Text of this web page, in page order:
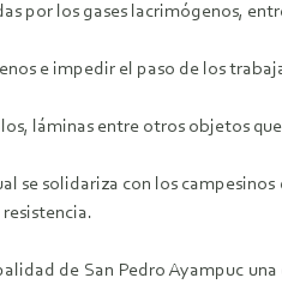
por los gases lacrimógenos,
e impedir el paso de los
láminas entre otros objetos
solidariza con los
de San Pedro Ayampuc